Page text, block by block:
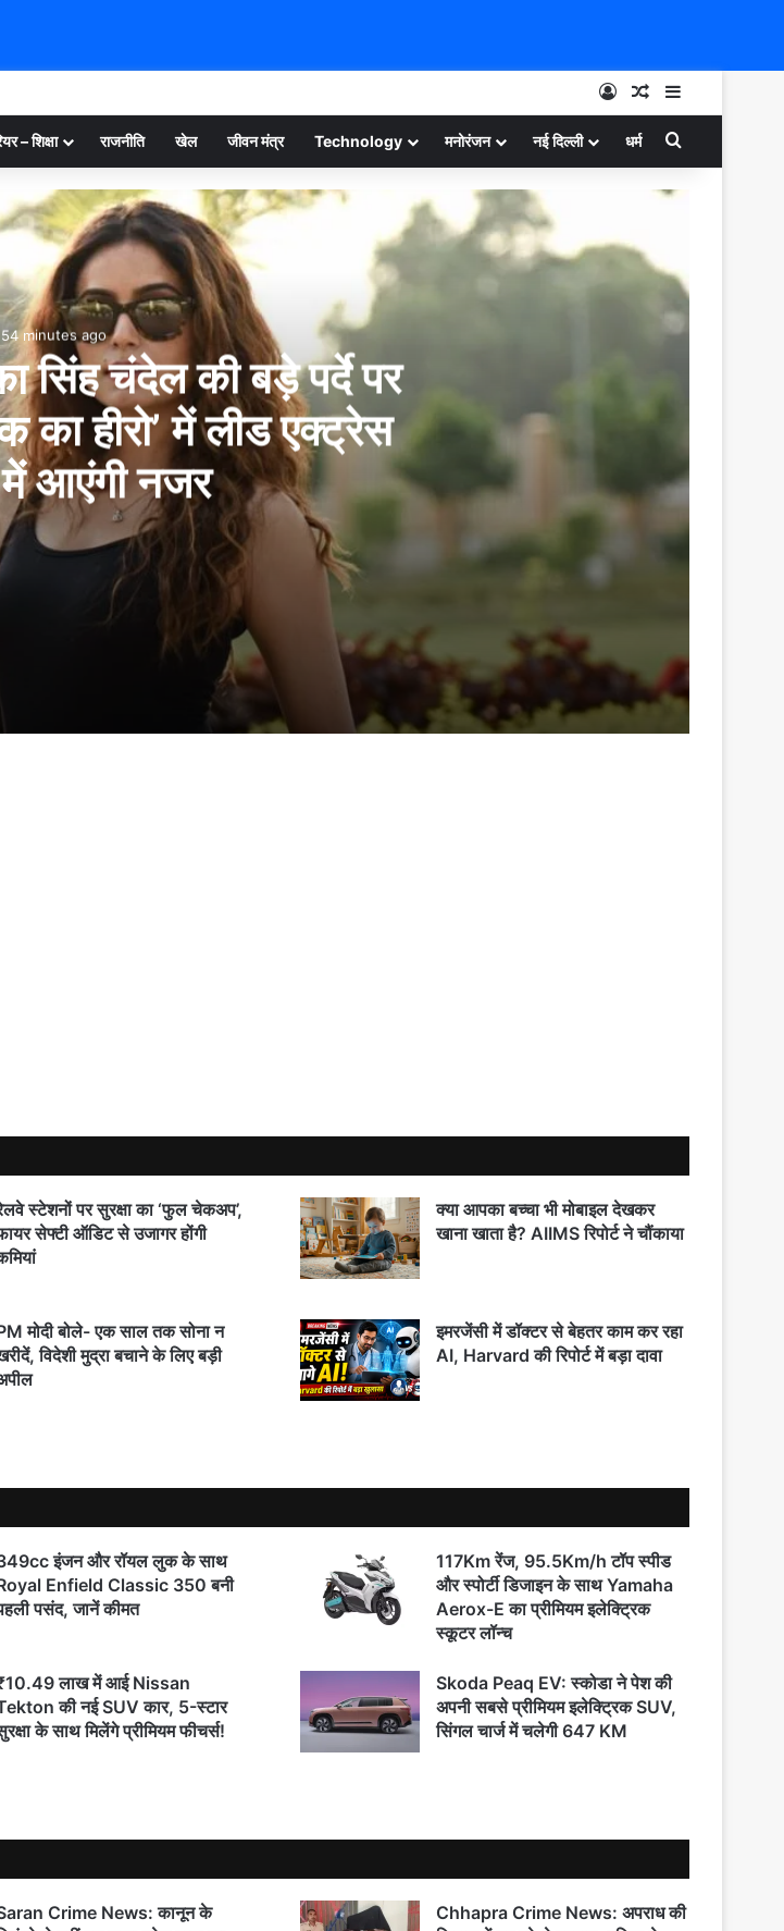
Log InRandom Article
Sidebar
– शिक्षा राजनीति खेल जीवन मंत्र Technology मनोरंजन नई दिल्ली धर्म Search for
54 minutes ago
सिंह चंदेल की बड़े पर्दे पर
का हीरो’ में लीड एक्ट्रेस
आएंगी नजर
एक्ट्रेस के रूप में आएंगी नजर
पुलिस ने दबोचा
की रिपोर्ट
कर दबोचा
स्टेशनों पर सुरक्षा का ‘फुल चेकअप’,
सेफ्टी ऑडिट से उजागर होंगी
क्या आपका बच्चा भी मोबाइल देखकर
खाना खाता है? AIIMS रिपोर्ट ने चौंकाया
मोदी बोले- एक साल तक सोना न
विदेशी मुद्रा बचाने के लिए बड़ी
इमरजेंसी में डॉक्टर से बेहतर काम कर रहा
AI, Harvard की रिपोर्ट में बड़ा दावा
इंजन और रॉयल लुक के साथ
Enfield Classic 350 बनी
पसंद, जानें कीमत
117Km रेंज, 95.5Km/h टॉप स्पीड
और स्पोर्टी डिजाइन के साथ Yamaha
Aerox-E का प्रीमियम इलेक्ट्रिक
स्कूटर लॉन्च
लाख में आई Nissan
की नई SUV कार, 5-स्टार
के साथ मिलेंगे प्रीमियम फीचर्स!
Skoda Peaq EV: स्कोडा ने पेश की
अपनी सबसे प्रीमियम इलेक्ट्रिक SUV,
सिंगल चार्ज में चलेगी 647 KM
Crime News: कानून के
Chhapra Crime News: अपराध की